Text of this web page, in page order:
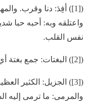
([1]) أفِدَ: دنا وقرب.
واعتلقه وبه: أحبه حبا
نفس القلب.
([2]) البغتات: جمع بغتة أي فجأة.
([3]) الجزيل: الكثير
والمرمى: ما ترمى إليه